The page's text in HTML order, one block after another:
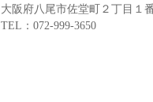
大阪府八尾市佐堂町２丁目１
TEL：072-999-3650